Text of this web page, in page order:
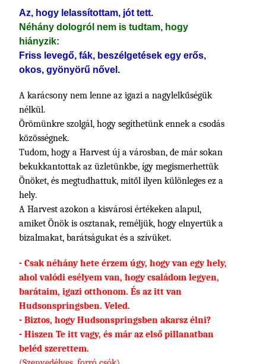
Az, hogy lelassítottam, jót tett.
Néhány dologról nem is tudtam, hogy
hiányzik:
Friss levegő, fák, beszélgetések egy erős,
okos, gyönyörű nővel.
A karácsony nem lenne az igazi a nagylelkűségük
nélkül.
Örömünkre szolgál, hogy segíthetünk ennek a csodás
közösségnek.
Tudom, hogy a Harvest új a városban, de már sokan
bekukkantottak az üzletünkbe, így megismerhettük
Önöket, és megtudhattuk, mitől ilyen különleges ez a
hely.
A Harvest azokon a kisvárosi értékeken alapul,
amiket Önök is osztanak, reméljük, hogy elnyertük a
bizalmakat, barátságukat és a szívüket.
- Csak néhány hete érzem úgy, hogy van egy hely,
ahol valódi esélyem van, hogy családom legyen,
barátaim, igazi otthonom. És az itt van
Hudsonspringsben. Veled.
- Biztos, hogy Hudsonspringsben akarsz élni?
- Hiszen Te itt vagy, és már az első pillanatban
beléd szerettem.